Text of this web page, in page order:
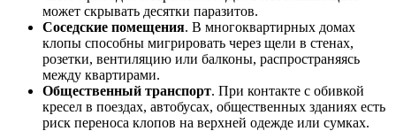
может скрывать десятки паразитов.
Соседские помещения. В многоквартирных домах
клопы способны мигрировать через щели в стенах,
розетки, вентиляцию или балконы, распространяясь
между квартирами.
Общественный транспорт. При контакте с обивкой
кресел в поездах, автобусах, общественных зданиях есть
риск переноса клопов на верхней одежде или сумках.